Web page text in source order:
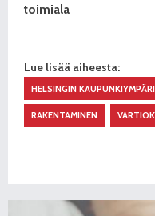
toimiala
Lue lisää aiheesta:
HELSINGIN
RAKENTAMINEN